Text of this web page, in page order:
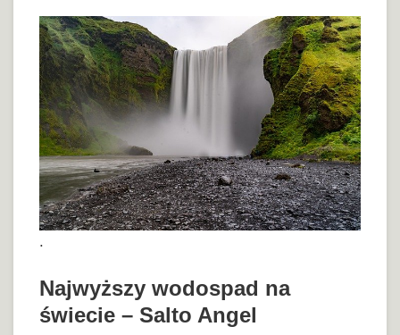
.
Najwyższy wodospad na
świecie – Salto Angel